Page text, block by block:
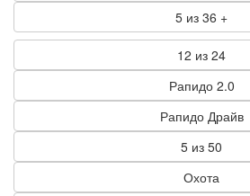
5 из 36 +
12 из 24
Рапидо 2.0
Рапидо Драйв
5 из 50
Охота